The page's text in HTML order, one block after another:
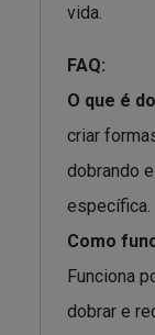
vida.
FAQ:
O que é
criar
dobrando
específica.
Como
Funciona
dobrar e